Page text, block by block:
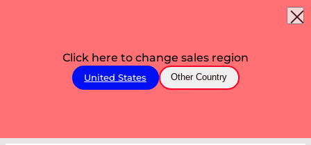
Click here to change sales region
United States Other Country